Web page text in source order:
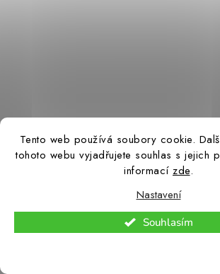
Tento web používá soubory cookie.
tohoto webu vyjadřujete souhlas s jejich
informací zde.
Nastavení
Souhlasím
Skladem u
do
1 183 Kč bez DPH
1 432 Kč
Univerzální aku nástroj pro řezání, broušení a
práce v interiéru i exteriéru. Kompaktní, lehký,